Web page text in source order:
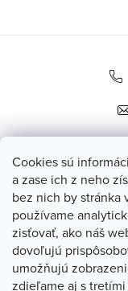
Cookies sú
a zase ich z neho
bez nich by stránka
používame
zisťovať, ako náš
dovoľujú
umožňujú
zdieľame aj s tretími
✓ 100%
✓
✓ Vhodné
namáhané
ä
Blog